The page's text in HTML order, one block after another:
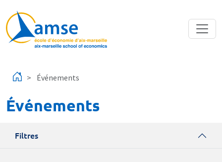
Événements
Événements
Filtres